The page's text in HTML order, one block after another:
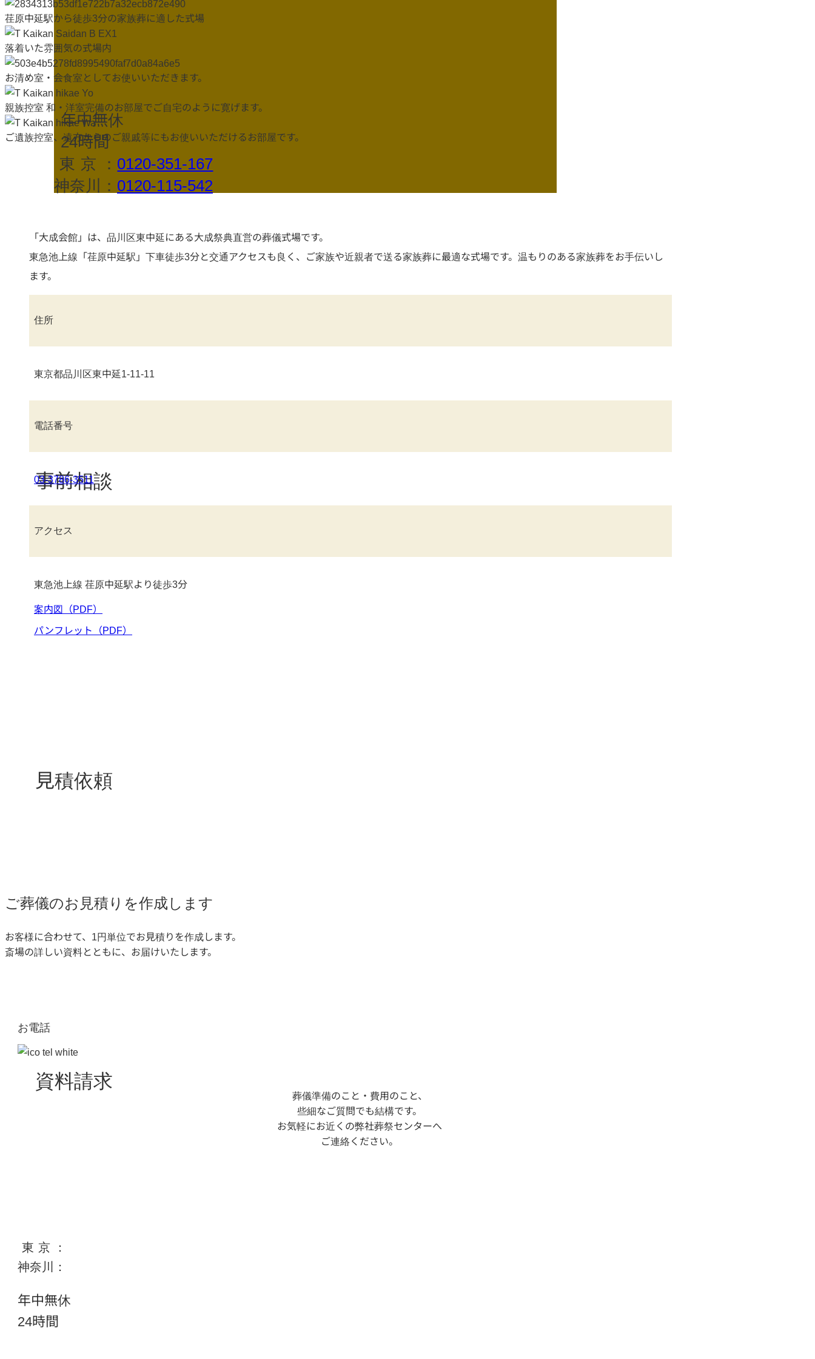
年中無休
24時間
東京 ： 0120-351-167
神奈川： 0120-115-542
事前相談
見積依頼
資料請求
荏原中延駅から徒歩3分の家族葬に適した式場
落着いた雰囲気の式場内
お清め室・会食室としてお使いいただきます。
親族控室 和・洋室完備のお部屋でご自宅のように寛げます。
ご遺族控室、遠方からのご親戚等にもお使いいただけるお部屋です。
「大成会館」は、品川区東中延にある大成祭典直営の葬儀式場です。
東急池上線「荏原中延駅」下車徒歩3分と交通アクセスも良く、ご家族や近親者で送る家族葬に最適な式場です。温もりのある家族葬をお手伝いし
ます。
住所
東京都品川区東中延1-11-11
電話番号
03-3786-3511
アクセス
東急池上線 荏原中延駅より徒歩3分
案内図（PDF）
パンフレット（PDF）
ご葬儀のお見積りを作成します
お客様に合わせて、 1円単位でお見積りを作成します。
斎場の詳しい資料とともに、 お届けいたします。
お電話
葬儀準備のこと・費用のこと、
些細なご質問でも結構です。
お気軽にお近くの弊社葬祭センターへ
ご連絡ください。
東京 ：
神奈川：
年中無休
24時間